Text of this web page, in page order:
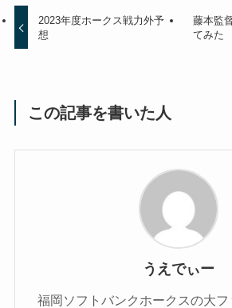
2023年度ホークス戦力外予
想
藤本監
てみた
この記事を書いた人
うえでぃー
福岡ソフトバンクホークスの大